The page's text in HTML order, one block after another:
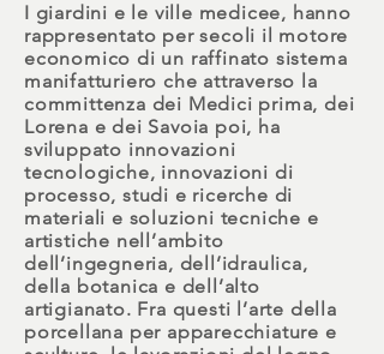
I giardini e le ville medicee, hanno
rappresentato per secoli il motore
economico di un raffinato sistema
manifatturiero che attraverso la
committenza dei Medici prima, dei
Lorena e dei Savoia poi, ha
sviluppato innovazioni
tecnologiche, innovazioni di
processo, studi e ricerche di
materiali e soluzioni tecniche e
artistiche nell’ambito
dell’ingegneria, dell’idraulica,
della botanica e dell’alto
artigianato. Fra questi l’arte della
porcellana per apparecchiature e